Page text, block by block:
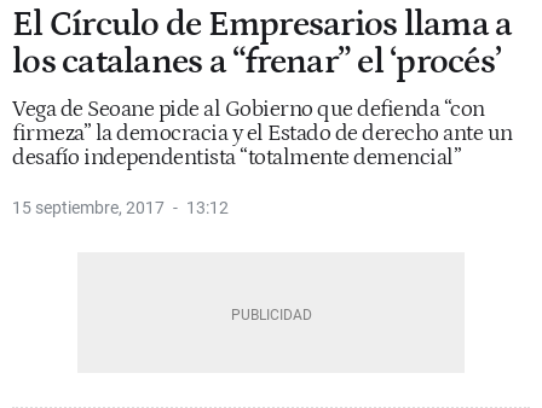
El Círculo de Empresarios llama a
los catalanes a “frenar” el ‘procés’
Vega de Seoane pide al Gobierno que defienda “con
firmeza” la democracia y el Estado de derecho ante un
desafío independentista “totalmente demencial”
15 septiembre, 2017 13:12